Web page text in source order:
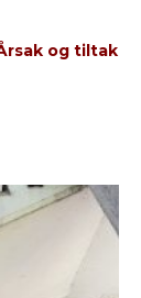
og tiltak